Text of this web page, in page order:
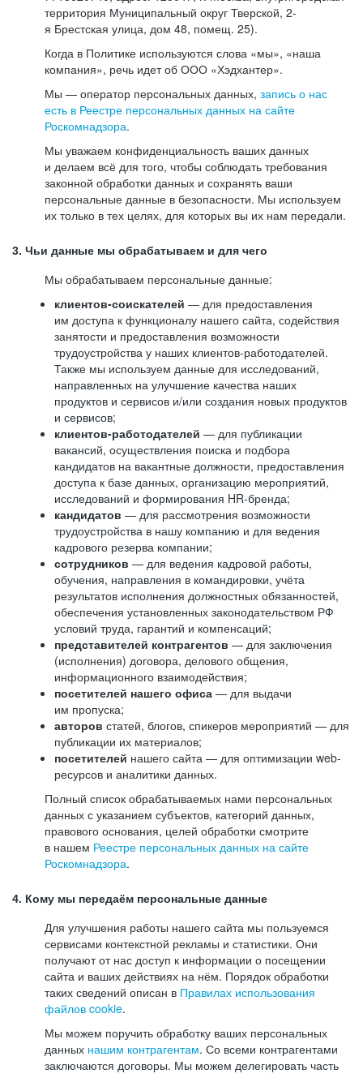
территория Муниципальный округ Тверской, 2-
я Брестская улица, дом 48, помещ. 25).
Когда в Политике используются слова «мы», «наша
компания», речь идет об ООО «Хэдхантер».
Мы — оператор персональных данных, запись о нас
есть в Реестре персональных данных на сайте
Роскомнадзора.
Мы уважаем конфиденциальность ваших данных
и делаем всё для того, чтобы соблюдать требования
законной обработки данных и сохранять ваши
персональные данные в безопасности. Мы используем
их только в тех целях, для которых вы их нам передали.
3. Чьи данные мы обрабатываем и для чего
Мы обрабатываем персональные данные:
клиентов-соискателей — для предоставления
им доступа к функционалу нашего сайта, содействия
занятости и предоставления возможности
трудоустройства у наших клиентов-работодателей.
Также мы используем данные для исследований,
направленных на улучшение качества наших
продуктов и сервисов и/или создания новых продуктов
и сервисов;
клиентов-работодателей — для публикации
вакансий, осуществления поиска и подбора
кандидатов на вакантные должности, предоставления
доступа к базе данных, организацию мероприятий,
исследований и формирования HR-бренда;
кандидатов — для рассмотрения возможности
трудоустройства в нашу компанию и для ведения
кадрового резерва компании;
сотрудников — для ведения кадровой работы,
обучения, направления в командировки, учёта
результатов исполнения должностных обязанностей,
обеспечения установленных законодательством РФ
условий труда, гарантий и компенсаций;
представителей контрагентов — для заключения
(исполнения) договора, делового общения,
информационного взаимодействия;
посетителей нашего офиса — для выдачи
им пропуска;
авторов статей, блогов, спикеров мероприятий — для
публикации их материалов;
посетителей нашего сайта — для оптимизации web-
ресурсов и аналитики данных.
Полный список обрабатываемых нами персональных
данных с указанием субъектов, категорий данных,
правового основания, целей обработки смотрите
в нашем Реестре персональных данных на сайте
Роскомнадзора.
4. Кому мы передаём персональные данные
Для улучшения работы нашего сайта мы пользуемся
сервисами контекстной рекламы и статистики. Они
получают от нас доступ к информации о посещении
сайта и ваших действиях на нём. Порядок обработки
таких сведений описан в Правилах использования
файлов cookie.
Мы можем поручить обработку ваших персональных
данных нашим контрагентам. Со всеми контрагентами
заключаются договоры. Мы можем делегировать часть